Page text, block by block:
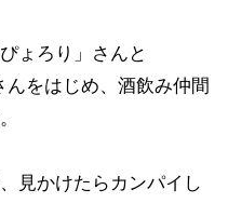
ょろり」さんと
んをはじめ、酒飲み仲間
見かけたらカンパイし